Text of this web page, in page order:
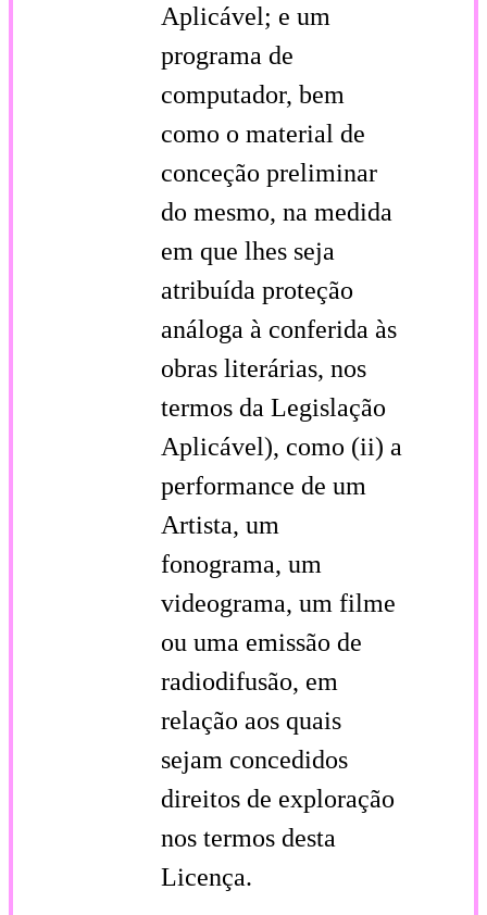
Aplicável; e um
programa de
computador, bem
como o material de
conceção preliminar
do mesmo, na medida
em que lhes seja
atribuída proteção
análoga à conferida às
obras literárias, nos
termos da Legislação
Aplicável), como (ii) a
performance de um
Artista, um
fonograma, um
videograma, um filme
ou uma emissão de
radiodifusão, em
relação aos quais
sejam concedidos
direitos de exploração
nos termos desta
Licença.